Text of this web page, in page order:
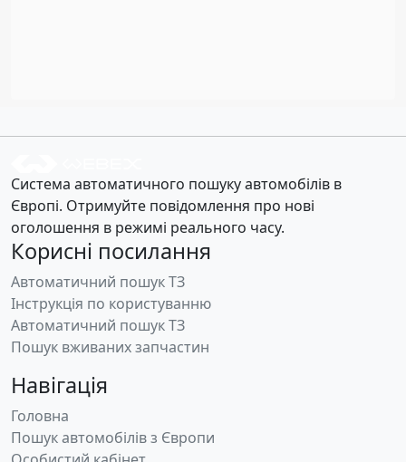
Система автоматичного пошуку автомобілів в
Європі. Отримуйте повідомлення про нові
оголошення в режимі реального часу.
Корисні посилання
Автоматичний пошук ТЗ
Інструкція по користуванню
Автоматичний пошук ТЗ
Пошук вживаних запчастин
Навігація
Головна
Пошук автомобілів з Європи